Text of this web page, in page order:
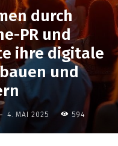
durch
PR und
ihre digitale
und
- 4. MAI 2025 594